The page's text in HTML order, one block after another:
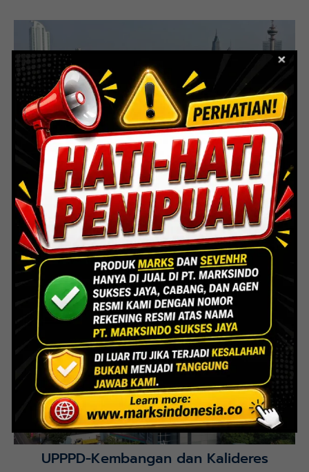
Lihat Detail Proyek
Indoor Multifunction Stadium (FIBA)
Senayan
Lihat Detail Proyek
Interior Bank BTN Jatimurni, Bekasi
Lihat Detail Proyek
UPPPD-Kembangan dan Kalideres